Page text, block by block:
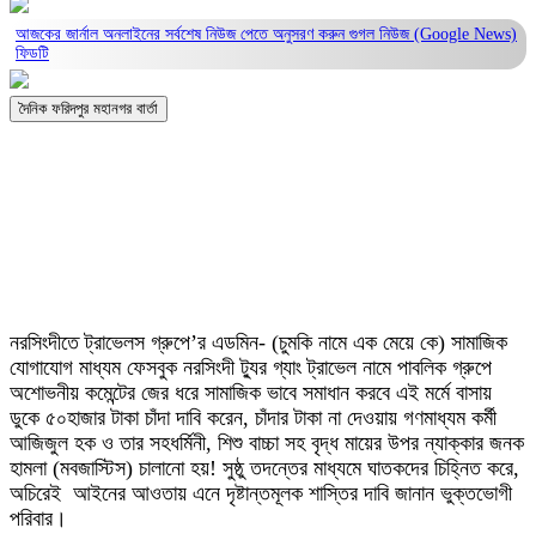
আজকের জার্নাল অনলাইনের সর্বশেষ নিউজ পেতে অনুসরণ করুন গুগল নিউজ (Google News)
ফিডটি
দৈনিক ফরিদপুর মহানগর বার্তা
নরসিংদীতে ট্রাভেলস গ্রুপে’র এডমিন- (চুমকি নামে এক মেয়ে কে) সামাজিক
যোগাযোগ মাধ্যম ফেসবুক নরসিংদী ট্যুর গ্যাং ট্রাভেল নামে পাবলিক গ্রুপে
অশোভনীয় কমেন্টের জের ধরে সামাজিক ভাবে সমাধান করবে এই মর্মে বাসায়
ডুকে ৫০হাজার টাকা চাঁদা দাবি করেন, চাঁদার টাকা না দেওয়ায় গণমাধ্যম কর্মী
আজিজুল হক ও তার সহধর্মিনী, শিশু বাচ্চা সহ বৃদ্ধ মায়ের উপর ন্যাক্কার জনক
হামলা (মবজাস্টিস) চালানো হয়! সুষ্ঠু তদন্তের মাধ্যমে ঘাতকদের চিহ্নিত করে,
অচিরেই আইনের আওতায় এনে দৃষ্টান্তমূলক শাস্তির দাবি জানান ভুক্তভোগী
পরিবার।